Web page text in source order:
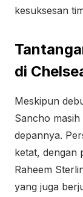
kesuksesan
di
Meskipun
Sancho
depannya.
ketat, dengan
Raheem
yang juga